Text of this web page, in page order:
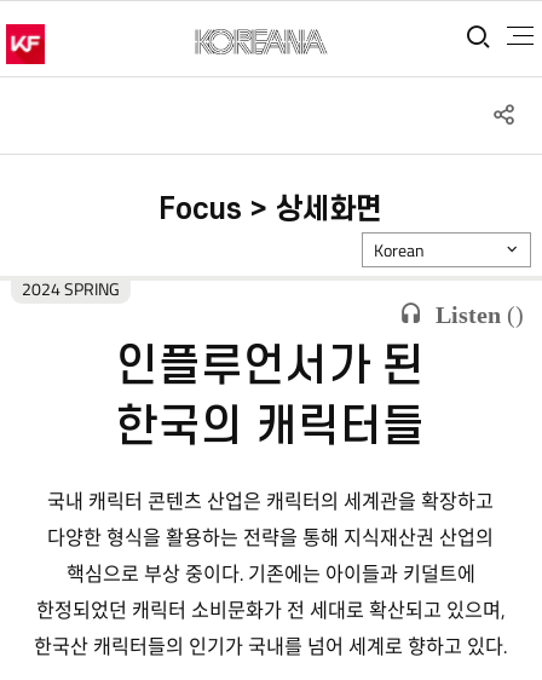
통
Focus > 상세화면
Listen ()
2024 SPRING
Korean
인플루언서가 된
한국의 캐릭터들
국내 캐릭터 콘텐츠 산업은 캐릭터의 세계관을 확장하고
다양한 형식을 활용하는 전략을 통해 지식재산권 산업의
핵심으로 부상 중이다. 기존에는 아이들과 키덜트에
한정되었던 캐릭터 소비문화가 전 세대로 확산되고 있으며,
한국산 캐릭터들의 인기가 국내를 넘어 세계로 향하고 있다.